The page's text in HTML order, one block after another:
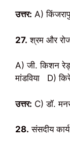
उत्तर: A)
27. श्रम और
A) जी. किशन
मांडविया D)
उत्तर: C) डॉ.
28. संसदीय